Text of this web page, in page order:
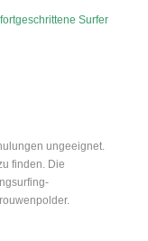
Surfer
ungeeignet.
finden. Die